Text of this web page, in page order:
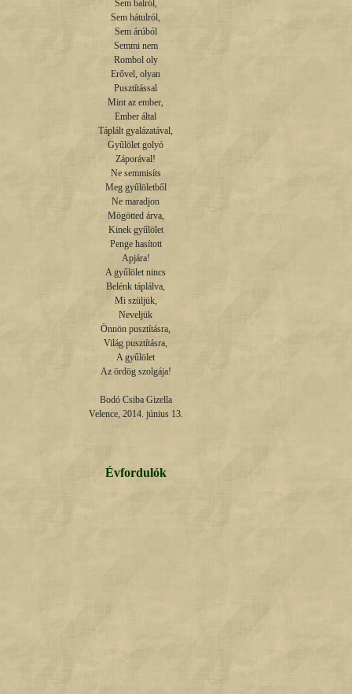
Sem balról,
Sem hátulról,
Sem árúból
Semmi nem
Rombol oly
Erővel, olyan
Pusztítással
Mint az ember,
Ember által
Táplált gyalázatával,
Gyűlölet golyó
Záporával!
Ne semmisíts
Meg gyűlöletből
Ne maradjon
Mögötted árva,
Kinek gyűlölet
Penge hasított
Apjára!
A gyűlölet nincs
Belénk táplálva,
Mi szüljük,
Neveljük
Önnön pusztításra,
Világ pusztításra,
A gyűlölet
Az ördög szolgája!
Bodó Csiba Gizella
Velence, 2014. június 13.
Évfordulók